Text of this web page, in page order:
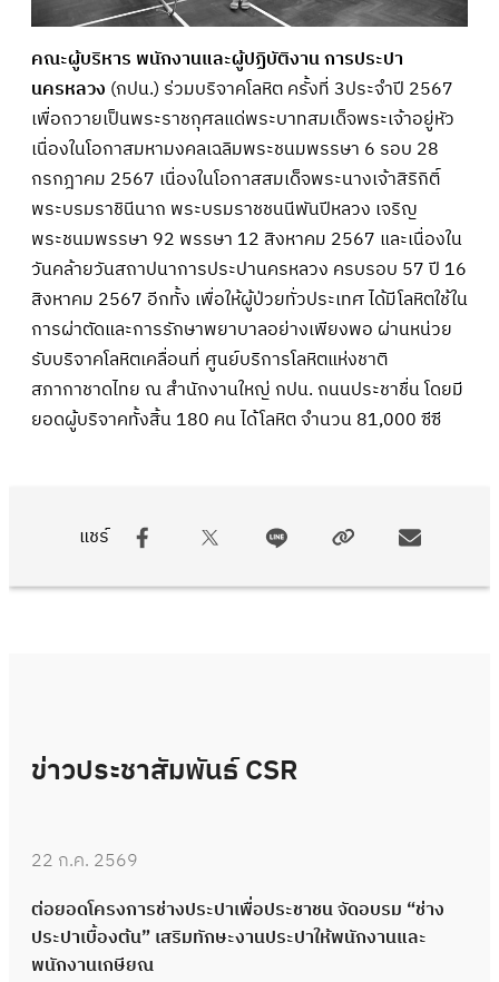
แชร์
คณะผู้บริหาร พนักงานและผู้ปฏิบัติงาน การประปา
นครหลวง (กปน.) ร่วมบริจาคโลหิต ครั้งที่ 3ประจำปี 2567
เพื่อถวายเป็นพระราชกุศลแด่พระบาทสมเด็จพระเจ้าอยู่หัว
เนื่องในโอกาสมหามงคลเฉลิมพระชนมพรรษา 6 รอบ 28
กรกฎาคม 2567 เนื่องในโอกาสสมเด็จพระนางเจ้าสิริกิติ์
พระบรมราชินีนาถ พระบรมราชชนนีพันปีหลวง เจริญ
พระชนมพรรษา 92 พรรษา 12 สิงหาคม 2567 และเนื่องใน
วันคล้ายวันสถาปนาการประปานครหลวง ครบรอบ 57 ปี 16
สิงหาคม 2567 อีกทั้ง เพื่อให้ผู้ป่วยทั่วประเทศ ได้มีโลหิตใช้ใน
การผ่าตัดและการรักษาพยาบาลอย่างเพียงพอ ผ่านหน่วย
รับบริจาคโลหิตเคลื่อนที่ ศูนย์บริการโลหิตแห่งชาติ
สภากาชาดไทย ณ สำนักงานใหญ่ กปน. ถนนประชาชื่น โดยมี
ยอดผู้บริจาคทั้งสิ้น 180 คน ได้โลหิต จำนวน 81,000 ซีซี
ข่าวประชาสัมพันธ์ CSR
22 ก.ค. 2569
ต่อยอดโครงการช่างประปาเพื่อประชาชน จัดอบรม “ช่าง
ประปาเบื้องต้น” เสริมทักษะงานประปาให้พนักงานและ
พนักงานเกษียณ